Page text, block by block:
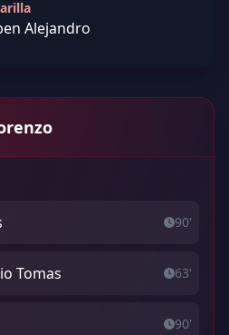
Alejandro
90'
Tomas 63'
90'